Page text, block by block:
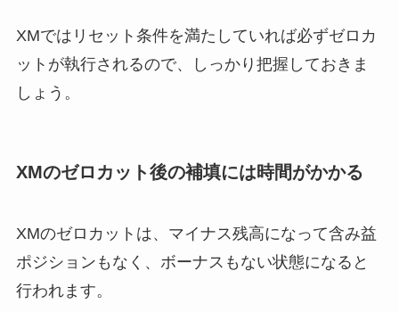
XMではリセット条件を満たしていれば必ずゼロカ
ットが執行されるので、しっかり把握しておきま
しょう。
XMのゼロカット後の補填には時間がかかる
XMのゼロカットは、マイナス残高になって含み益
ポジションもなく、ボーナスもない状態になると
行われます。